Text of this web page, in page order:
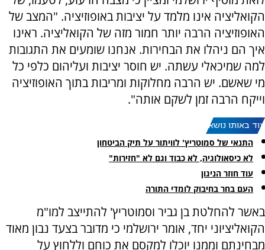
הקואליציה אינו מלמד על יציבות באופוזיציה. "המצב של
האופוזיציה הרבה יותר חמור מזה של הקואליציה. ראינו
איך הם ניהלו את הבחירות. אנחנו שומעים את התגובות
למה שמיכאלי עשתה. יש חוסר יציבות ועליהום כלפי כל
מי שאשם. יש הרבה מחלוקות ומריבות בתוך האופוזיציה
וייקח הרבה זמן לשקם אותה".
עוד באותו נושא:
התנאי של סמוטריץ' לוויתור על תיק הביטחון
לא כיסאולוגיה, לא כבוד וגם לא "חזירות"
עוד חוזר הניגון
העם בחר בחיבוק לומדי התורה
באשר להחלטת בן גביר וסמוטריץ' להתייצב למו"מ
הקואליציוני יחד, אומר ירושלמי כי מדובר בצעד נבון מאוד
מבחינתם וממנו יוכלו למקסם את כוחם וללחוץ על